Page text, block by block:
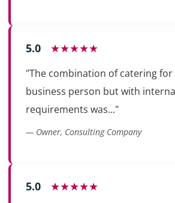
5.0 ★★★★★
"The combination of catering for
business person but with
requirements was..."
— Owner, Consulting Company
5.0 ★★★★★